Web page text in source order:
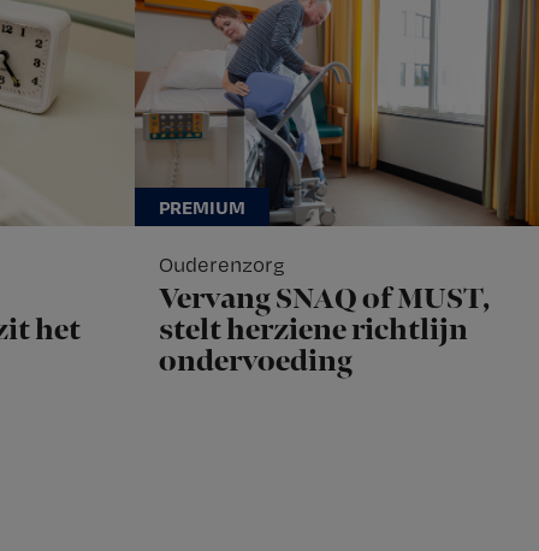
het
Ouderenzorg
Vervang SNAQ of MUST,
stelt herziene richtlijn
ondervoeding